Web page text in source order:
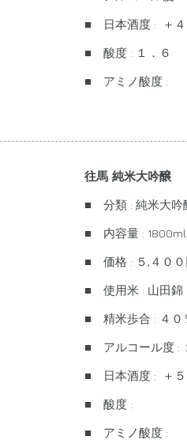
■ 日本酒度 : ＋４
■ 酸度 : １．６
■ アミノ酸度 :
往馬 純米大吟醸
■ 分類 : 純米大吟
■ 内容量 : 1800ml
■ 価格 : ５,４００
■ 使用米 : 山田錦
■ 精米歩合 : ４０
■ アルコール度 :
■ 日本酒度 : ＋５
■ 酸度 :
■ アミノ酸度 :